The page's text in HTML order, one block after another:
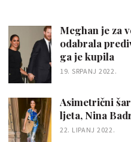
Meghan je za
odabrala
ga je kupila
19. SRPANJ 2022.
Asimetrični
ljeta, Nina
22. LIPANJ 2022.